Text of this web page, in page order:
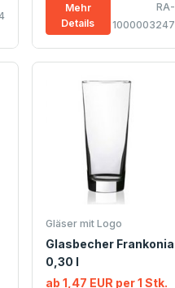
Mehr
Details
RA-
1000003247
Gläser mit Logo
Glasbecher Frankonia
0,30 l
ab 1,47 EUR per 1 Stk.